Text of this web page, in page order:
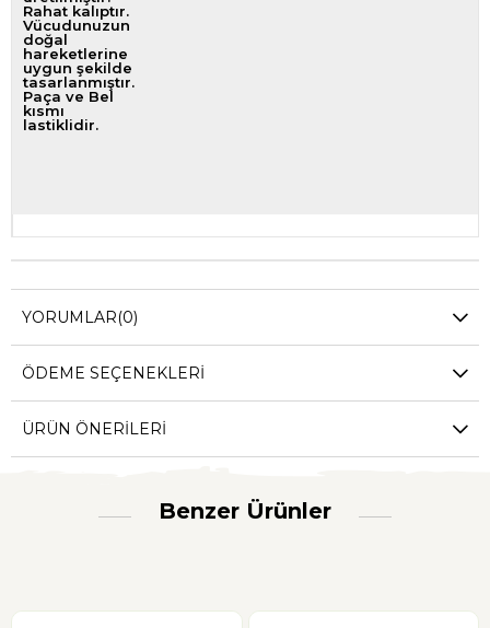
Rahat kalıptır.
Vücudunuzun
doğal
hareketlerine
uygun şekilde
tasarlanmıştır.
Paça ve Bel
kısmı
lastiklidir.
YORUMLAR(0)
ÖDEME SEÇENEKLERI
ÜRÜN ÖNERILERI
Benzer Ürünler